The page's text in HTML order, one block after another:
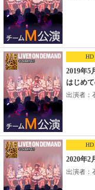
HD
2019年5
はじめ
出演者：
HD
2020年2
出演者：